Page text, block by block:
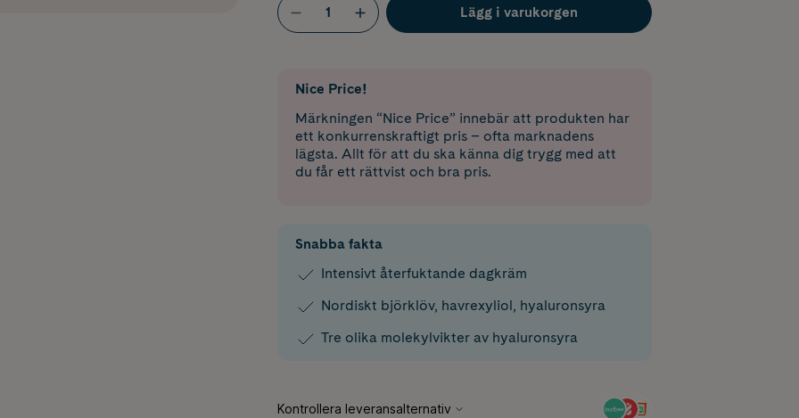
Lägg i varukorgen
Nice Price!
Märkningen “Nice Price” innebär att produkten har
ett konkurrenskraftigt pris – ofta marknadens
lägsta. Allt för att du ska känna dig trygg med att
du får ett rättvist och bra pris.
Snabba fakta
Intensivt återfuktande dagkräm
Nordiskt björklöv, havrexyliol, hyaluronsyra
Tre olika molekylvikter av hyaluronsyra